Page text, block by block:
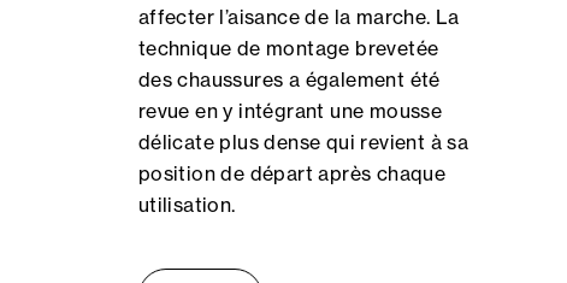
affecter l’aisance de la marche. La
technique de montage brevetée
des chaussures a également été
revue en y intégrant une mousse
délicate plus dense qui revient à sa
position de départ après chaque
utilisation.